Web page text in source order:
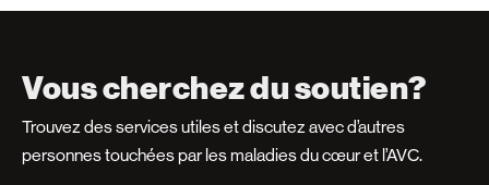
Vous cherchez du soutien?
Trouvez des services utiles et discutez avec d’autres
personnes touchées par les maladies du cœur et l’AVC.